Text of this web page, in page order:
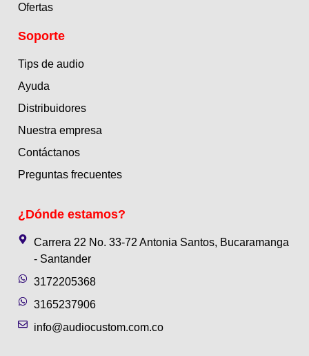
Ofertas
Soporte
Tips de audio
Ayuda
Distribuidores
Nuestra empresa
Contáctanos
Preguntas frecuentes
¿Dónde estamos?
Carrera 22 No. 33-72 Antonia Santos, Bucaramanga
- Santander
3172205368
3165237906
info@audiocustom.com.co